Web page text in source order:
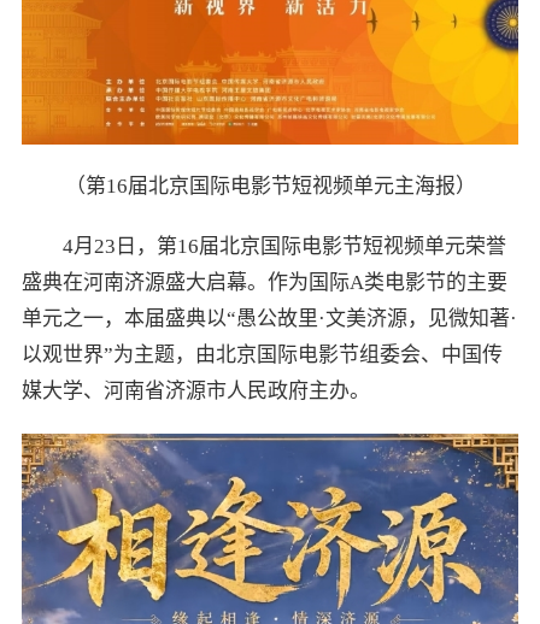
（第16届北京国际电影节短视频单元主海报）
4月23日，第16届北京国际电影节短视频单元荣誉
盛典在河南济源盛大启幕。作为国际A类电影节的主要
单元之一，本届盛典以“愚公故里·文美济源，见微知著·
以观世界”为主题，由北京国际电影节组委会、中国传
媒大学、河南省济源市人民政府主办。